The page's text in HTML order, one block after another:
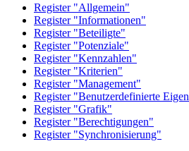
Register "Allgemein"
Register "Informationen"
Register "Beteiligte"
Register "Potenziale"
Register "Kennzahlen"
Register "Kriterien"
Register "Management"
Register "Benutzerdefinierte
Register "Grafik"
Register "Berechtigungen"
Register "Synchronisierung"